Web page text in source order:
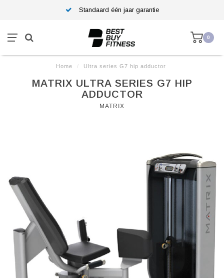
Standaard één jaar garantie
0
Home / Ultra series G7 hip adductor
MATRIX ULTRA SERIES G7 HIP
ADDUCTOR
MATRIX